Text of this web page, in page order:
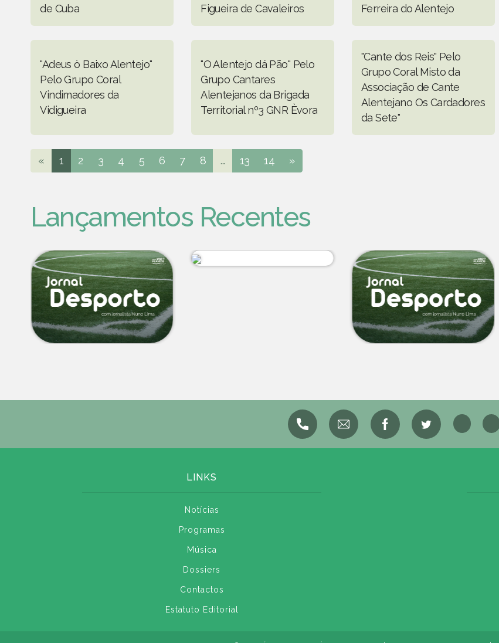
de Cuba
Figueira de Cavaleiros
Ferreira do Alentejo
"Adeus ò Baixo Alentejo"
Pelo Grupo Coral
Vindimadores da
Vidigueira
"O Alentejo dá Pão" Pelo
Grupo Cantares
Alentejanos da Brigada
Territorial nº3 GNR Èvora
"Cante dos Reis" Pelo
Grupo Coral Misto da
Associação de Cante
Alentejano Os Cardadores
da Sete"
« 1 2 3 4 5 6 7 8 ... 13 14 »
Lançamentos Recentes
LINKS
Notícias
Programas
Música
Dossiers
Contactos
Estatuto Editorial